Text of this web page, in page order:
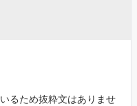
るため抜粋文はありませ